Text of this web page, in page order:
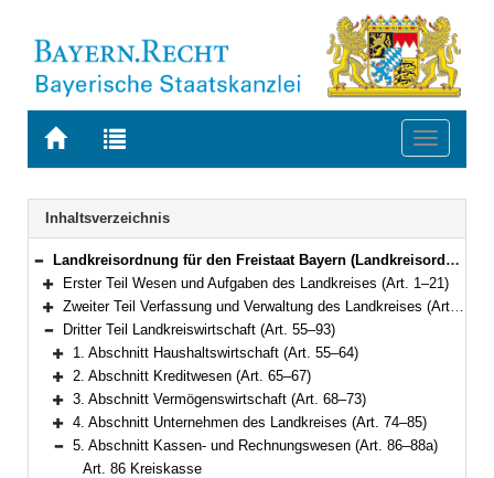
Zur
BAYERN.RECHT
Zur
letzten
Suche
Toggle
Navigation
Inhaltsverzeichnis
Bereich reduzieren
Landkreisordnung für den Freistaat Bayern (Landkreisordnung – LKrO) in der Fassung der Bekanntmachung vom 22. August 1998 (GVBl. S. 826) BayRS 2020-3-1-I (Art. 1–108)
Bereich erweitern
Erster Teil Wesen und Aufgaben des Landkreises (Art. 1–21)
Bereich erweitern
Zweiter Teil Verfassung und Verwaltung des Landkreises (Art. 22–54)
Bereich reduzieren
Dritter Teil Landkreiswirtschaft (Art. 55–93)
Bereich erweitern
1. Abschnitt Haushaltswirtschaft (Art. 55–64)
Bereich erweitern
2. Abschnitt Kreditwesen (Art. 65–67)
Bereich erweitern
3. Abschnitt Vermögenswirtschaft (Art. 68–73)
Bereich erweitern
4. Abschnitt Unternehmen des Landkreises (Art. 74–85)
Bereich reduzieren
5. Abschnitt Kassen- und Rechnungswesen (Art. 86–88a)
Art. 86 Kreiskasse